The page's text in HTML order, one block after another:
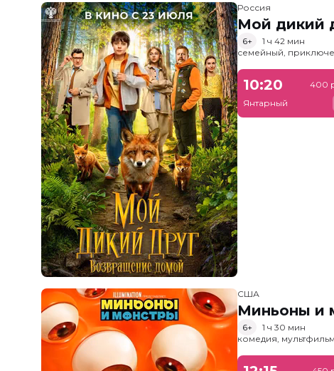
Россия
Мой дикий
6+
1 ч 42 мин
семейный,
10:20
Янтарный
400
США
Миньоны и
6+
1 ч 30 мин
комедия,